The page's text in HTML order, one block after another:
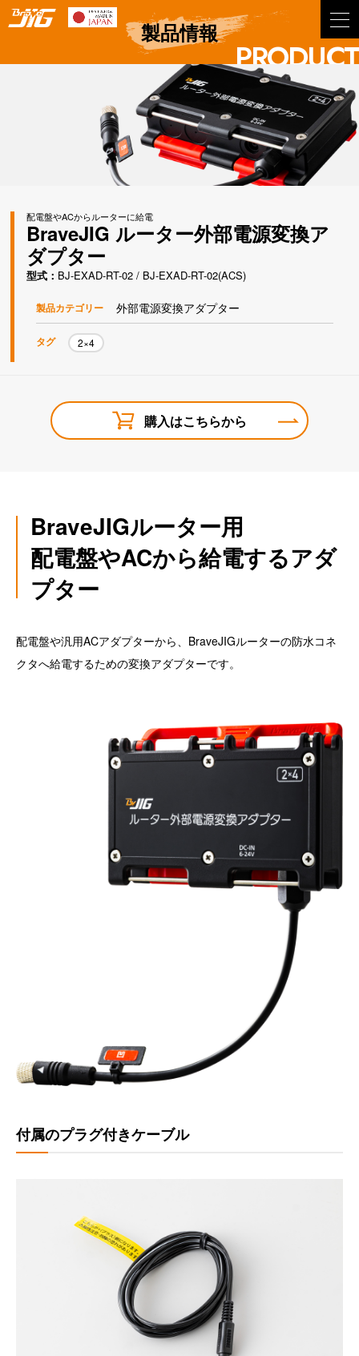
BraveJIG
製品情報
PRODUCT
配電盤やACからルーターに給電
BraveJIG ルーター外部電源変換ア
ダプター
型式 BJ-EXAD-RT-02 / BJ-EXAD-RT-02(ACS)
製品カテゴリー 外部電源変換アダプター
タグ 2×4
購入はこちらから
BraveJIGルーター用
配電盤やACから給電するアダ
プター
配電盤や汎用ACアダプターから、BraveJIGルーターの防水コネ
クタへ給電するための変換アダプターです。
付属のプラグ付きケーブル